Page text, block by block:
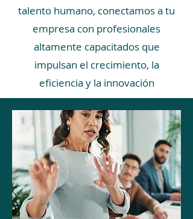
talento humano, conectamos a tu
empresa con profesionales
altamente capacitados que
impulsan el crecimiento, la
eficiencia y la innovación